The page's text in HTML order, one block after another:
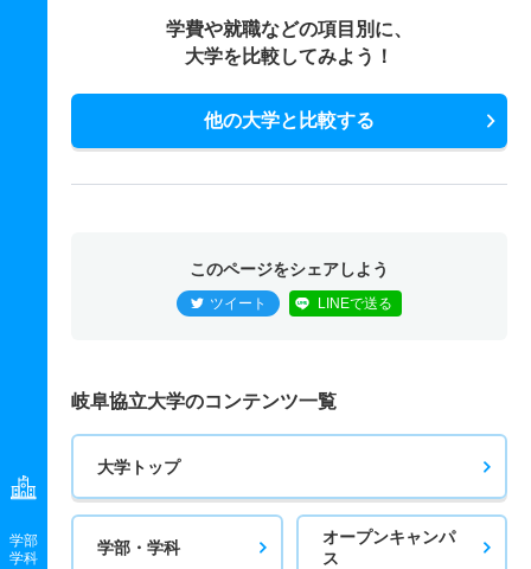
学部
学科
学費や就職などの項目別に、
大学を比較してみよう！
他の大学と比較する
このページをシェアしよう
ツイート LINEで送る
岐阜協立大学のコンテンツ一覧
大学トップ
学部・学科
オープンキャンパ
ス